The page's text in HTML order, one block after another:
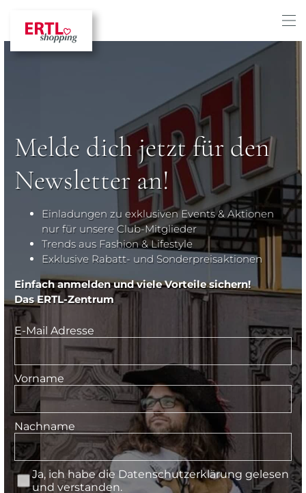
Melde dich jetzt für den
Newsletter an!
Einladungen zu exklusiven Events & Aktionen
nur für unsere Club-Mitglieder
Trends aus Fashion & Lifestyle
Exklusive Rabatt- und Sonderpreisaktionen
Einfach anmelden und viele Vorteile sichern!
Das ERTL-Zentrum
E-Mail Adresse
Vorname
Nachname
Ja, ich habe die Datenschutzerklärung gelesen
und verstanden.